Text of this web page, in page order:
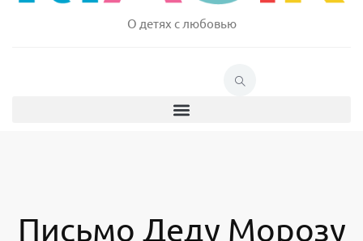
О детях с любовью
Письмо Деду Морозу